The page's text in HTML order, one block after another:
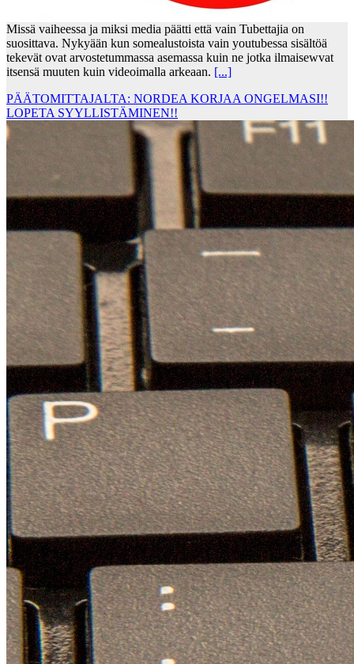
Missä vaiheessa ja miksi media päätti että vain Tubettajia on
suosittava. Nykyään kun somealustoista vain youtubessa sisältöä
tekevät ovat arvostetummassa asemassa kuin ne jotka ilmaisewvat
itsensä muuten kuin videoimalla arkeaan. [...]
PÄÄTOMITTAJALTA: NORDEA KORJAA ONGELMASI!!
LOPETA SYYLLISTÄMINEN!!